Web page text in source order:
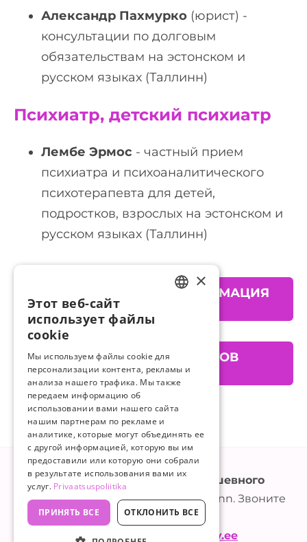
Александр Пахмурко (юрист) -
консультации по долговым
обязательствам на эстонском и
русском языках (Таллинн)
Психиатр, детский психиатр
Лембе Эрмос - частный прием
психиатра и психоаналитического
психотерапевта для детей,
подростков, взрослых на эстонском и
русском языках (Таллинн)
ДОПОЛНИТЕЛЬНАЯ ИНФОРМАЦИЯ
И РЕГИСТРАЦИЯ
РЕГИСТРАЦИЯ ДЛЯ КЛИЕНТОВ
КАССЫ ПО БЕЗРАБОТИЦЕ
НKО Эстонское общество душевного
здоровья.Roosikrantsi 11, 10119 Tallinn. Звоните
нам +372 6460770
Напишите нам:
evty@evty.ee
×
Этот веб-сайт
использует файлы
cookie
Мы используем файлы cookie для
персонализации контента, рекламы и
анализа нашего трафика. Мы также
передаем информацию об
использовании вами нашего сайта
нашим партнерам по рекламе и
аналитике, которые могут объединять ее
с другой информацией, которую вы им
предоставили или которую они собрали
в результате использования вами их
услуг. Privaatsuspoliitika
ПРИНЯТЬ ВСЕ ОТКЛОНИТЬ ВСЕ